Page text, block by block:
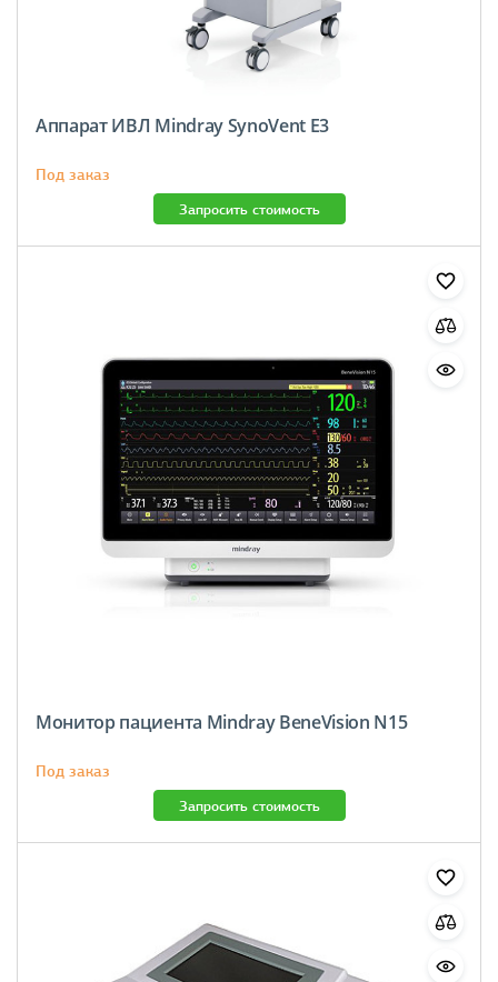
Аппарат ИВЛ Mindray SynoVent E3
Под заказ
Запросить стоимость
Монитор пациента Mindray BeneVision N15
Под заказ
Запросить стоимость